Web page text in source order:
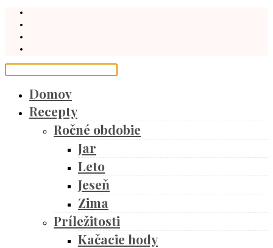
Domov
Recepty
Ročné obdobie
Jar
Leto
Jeseň
Zima
Príležitosti
Kačacie hody